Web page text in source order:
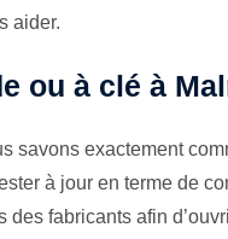
aider.
ou à clé à
savons exactement
à jour en terme de
fabricants afin